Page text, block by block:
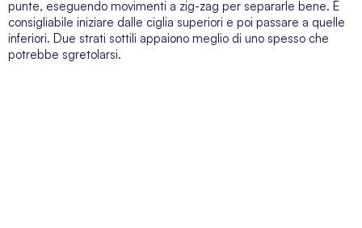
punte, eseguendo movimenti a zig-zag per separarle bene. È
consigliabile iniziare dalle ciglia superiori e poi passare a quelle
inferiori. Due strati sottili appaiono meglio di uno spesso che
potrebbe sgretolarsi.